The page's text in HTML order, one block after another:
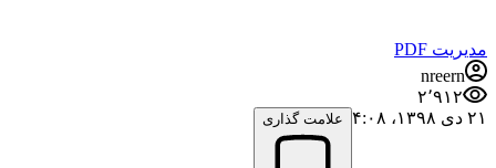
مدیریت PDF
nreern
۲٬۹۱۲
۲۱ دی ۱۳۹۸،‏ ۴:۰۸
علامت گذاری